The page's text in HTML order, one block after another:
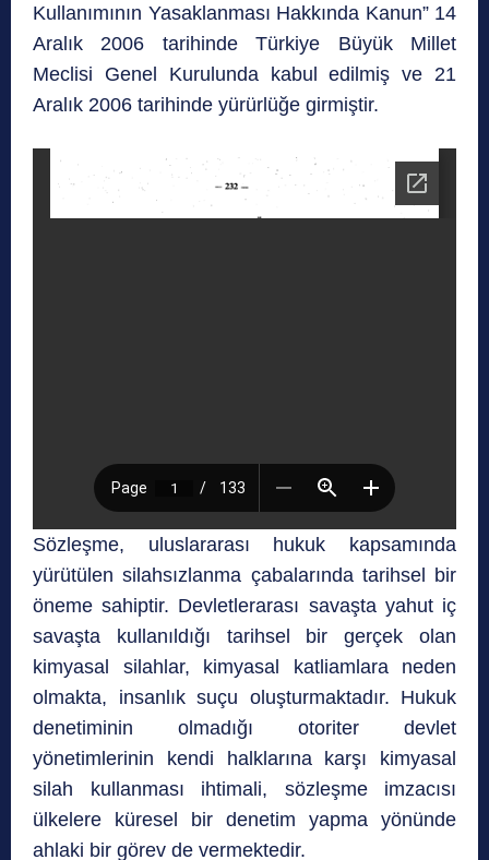
Kullanımının Yasaklanması Hakkında Kanun” 14
Aralık 2006 tarihinde Türkiye Büyük Millet
Meclisi Genel Kurulunda kabul edilmiş ve 21
Aralık 2006 tarihinde yürürlüğe girmiştir.
Sözleşme, uluslararası hukuk kapsamında
yürütülen silahsızlanma çabalarında tarihsel bir
öneme sahiptir. Devletlerarası savaşta yahut iç
savaşta kullanıldığı tarihsel bir gerçek olan
kimyasal silahlar, kimyasal katliamlara neden
olmakta, insanlık suçu oluşturmaktadır. Hukuk
denetiminin olmadığı otoriter devlet
yönetimlerinin kendi halklarına karşı kimyasal
silah kullanması ihtimali, sözleşme imzacısı
ülkelere küresel bir denetim yapma yönünde
ahlaki bir görev de vermektedir.